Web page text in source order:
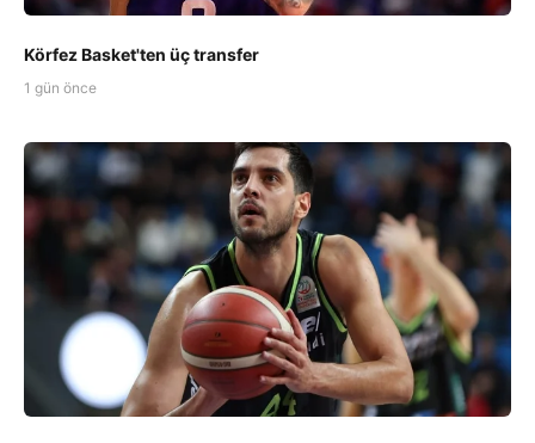
Körfez Basket'ten üç transfer
1 gün önce